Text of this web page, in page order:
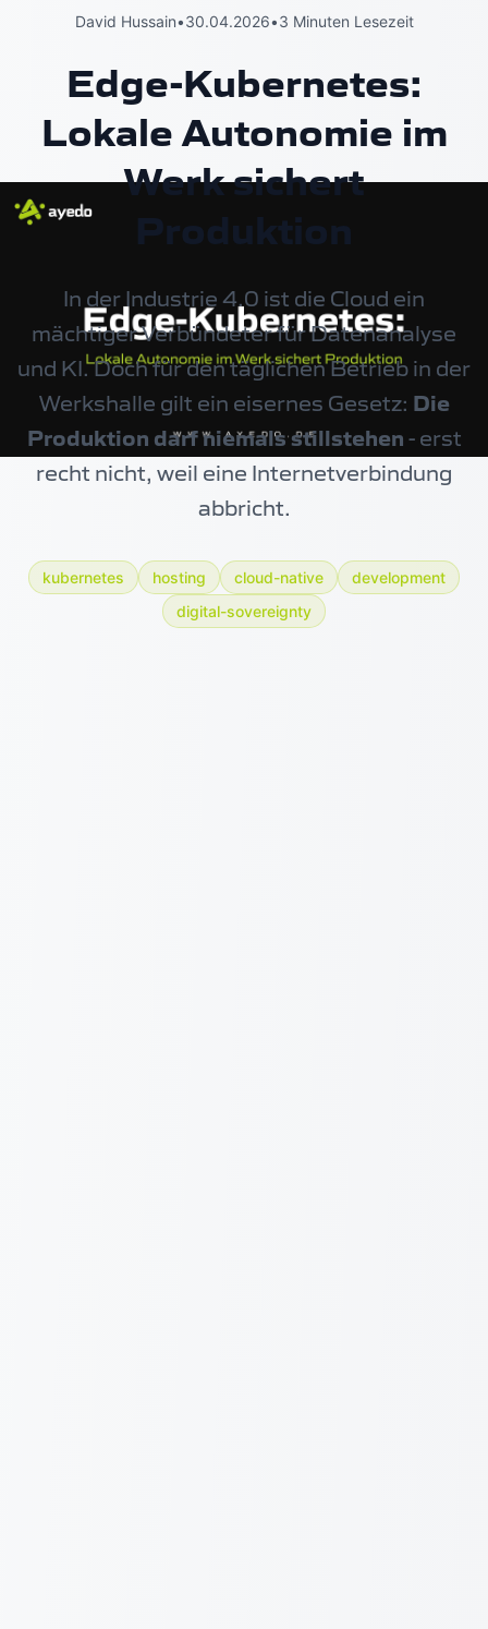
David Hussain•30.04.2026•3 Minuten Lesezeit
Edge-Kubernetes:
Lokale Autonomie im
Werk sichert
Produktion
In der Industrie 4.0 ist die Cloud ein
mächtiger Verbündeter für Datenanalyse
und KI. Doch für den täglichen Betrieb in der
Werkshalle gilt ein eisernes Gesetz: Die
Produktion darf niemals stillstehen - erst
recht nicht, weil eine Internetverbindung
abbricht.
kubernetes hosting cloud-native
development
digital-sovereignty